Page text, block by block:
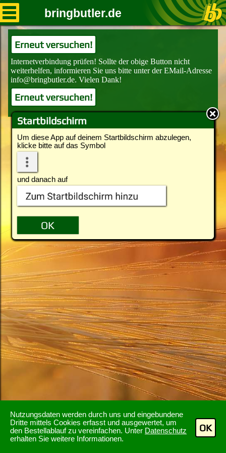
Nutzungsdaten werden durch uns und eingebundene
Dritte mittels Cookies erfasst und ausgewertet, um
den Bestellablauf zu vereinfachen. Unter Datenschutz
erhalten Sie weitere Informationen.
OK
Startbildschirm
Um diese App auf deinem Startbildschirm abzulegen,
klicke bitte auf das Symbol
und danach auf
bringbutler.de
Erneut versuchen!
Erneut versuchen!